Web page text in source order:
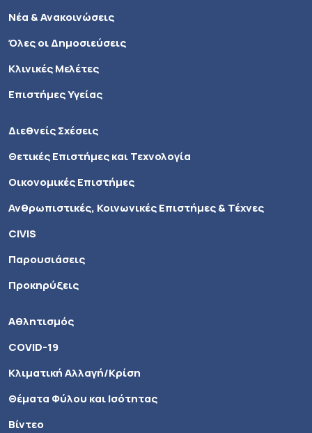
Νέα & Ανακοινώσεις
Όλες οι Δημοσιεύσεις
Κλινικές Μελέτες
Επιστήμες Υγείας
Διεθνείς Σχέσεις
Θετικές Επιστήμες και Τεχνολογία
Οικονομικές Επιστήμες
Ανθρωπιστικές, Κοινωνικές Επιστήμες & Τέχνες
CIVIS
Παρουσιάσεις
Προκηρύξεις
Αθλητισμός
COVID-19
Κλιματική Αλλαγή/Κρίση
Θέματα Φύλου και Ισότητας
Βίντεο